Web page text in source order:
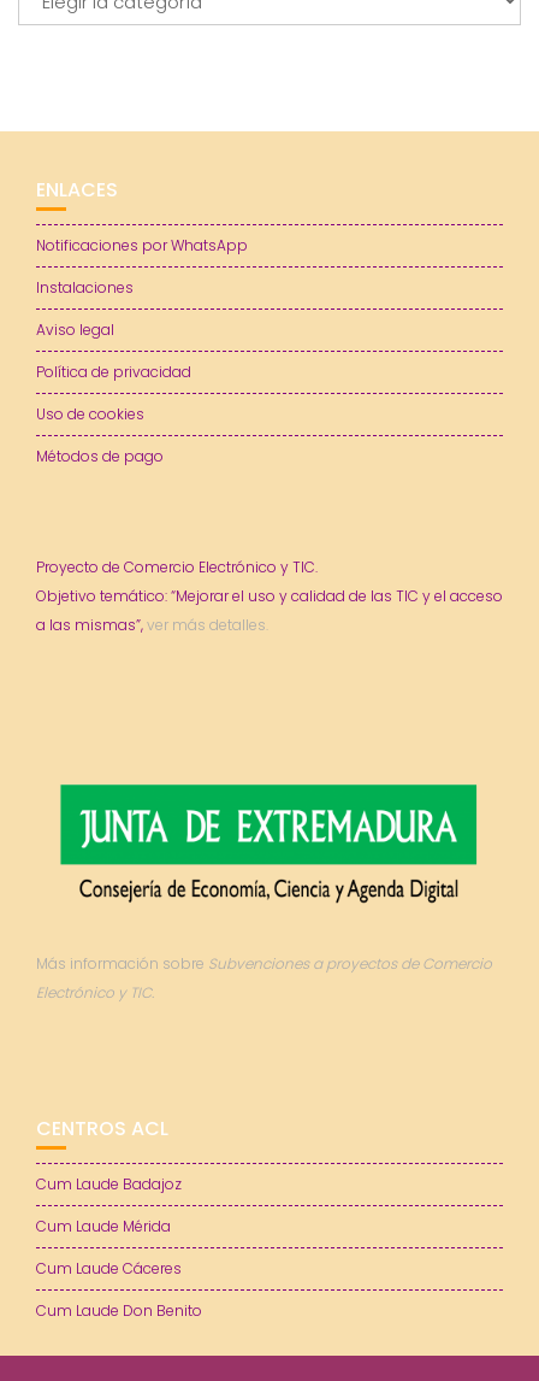
ENLACES
Notificaciones por WhatsApp
Instalaciones
Aviso legal
Política de privacidad
Uso de cookies
Métodos de pago
Proyecto de Comercio Electrónico y TIC.
Objetivo temático: “Mejorar el uso y calidad de las TIC y el acceso
a las mismas”,ver más detalles.
Más información sobre Subvenciones a proyectos de Comercio
Electrónico y TIC.
CENTROS ACL
Cum Laude Badajoz
Cum Laude Mérida
Cum Laude Cáceres
Cum Laude Don Benito